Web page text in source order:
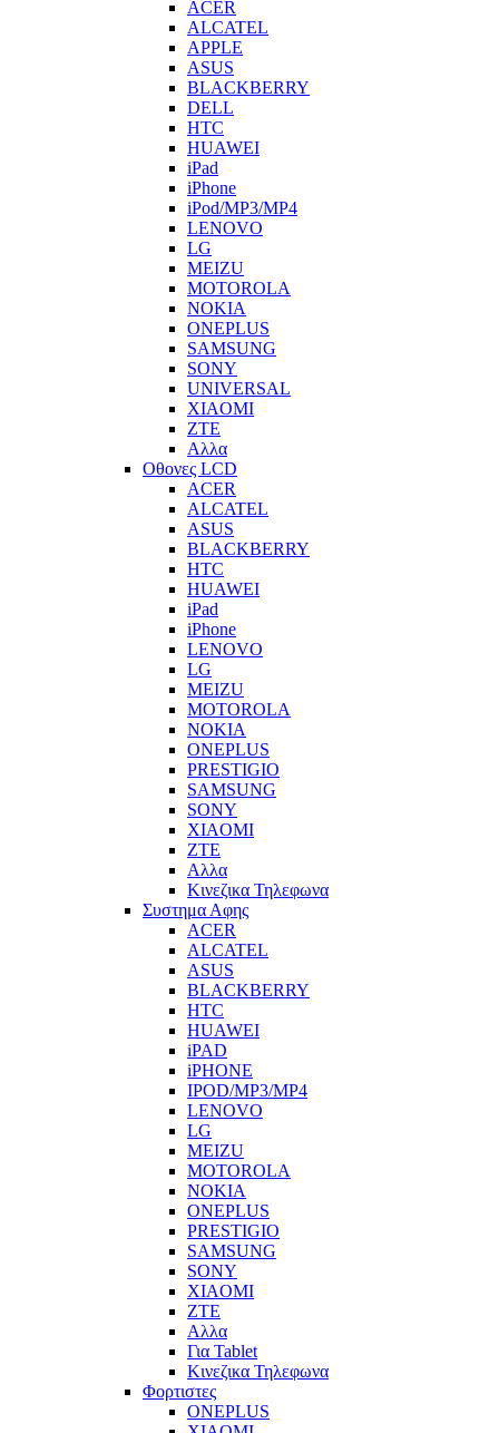
ACER
ALCATEL
APPLE
ASUS
BLACKBERRY
DELL
HTC
HUAWEI
iPad
iPhone
iPod/MP3/MP4
LENOVO
LG
MEIZU
MOTOROLA
NOKIA
ONEPLUS
SAMSUNG
SONY
UNIVERSAL
XIAOMI
ZTE
Αλλα
Οθονες LCD
ACER
ALCATEL
ASUS
BLACKBERRY
HTC
HUAWEI
iPad
iPhone
LENOVO
LG
MEIZU
MOTOROLA
NOKIA
ONEPLUS
PRESTIGIO
SAMSUNG
SONY
XIAOMI
ZTE
Αλλα
Κινεζικα Τηλεφωνα
Συστημα Αφης
ACER
ALCATEL
ASUS
BLACKBERRY
HTC
HUAWEI
iPAD
iPHONE
IPOD/MP3/MP4
LENOVO
LG
MEIZU
MOTOROLA
NOKIA
ONEPLUS
PRESTIGIO
SAMSUNG
SONY
XIAOMI
ZTE
Αλλα
Για Tablet
Κινεζικα Τηλεφωνα
Φορτιστες
ONEPLUS